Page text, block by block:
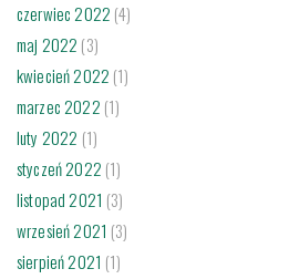
czerwiec 2022 (4)
maj 2022 (3)
kwiecień 2022 (1)
marzec 2022 (1)
luty 2022 (1)
styczeń 2022 (1)
listopad 2021 (3)
wrzesień 2021 (3)
sierpień 2021 (1)